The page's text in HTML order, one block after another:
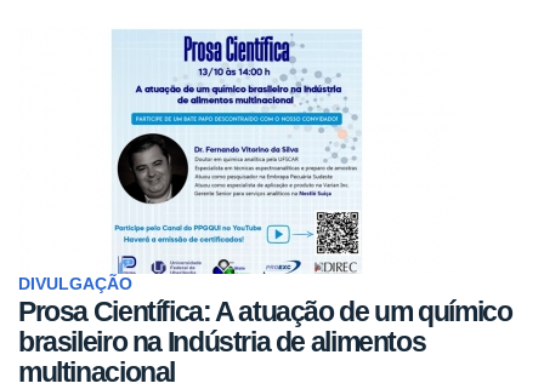
DIVULGAÇÃO
Prosa Científica: A atuação de um químico
brasileiro na Indústria de alimentos
multinacional